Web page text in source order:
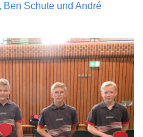
Ben Schute und André